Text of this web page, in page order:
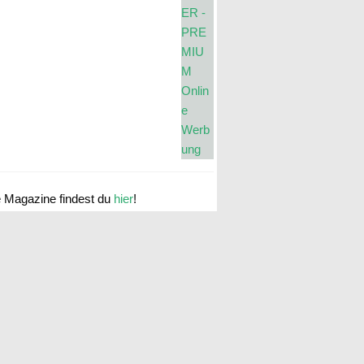
Magazine findest du hier!